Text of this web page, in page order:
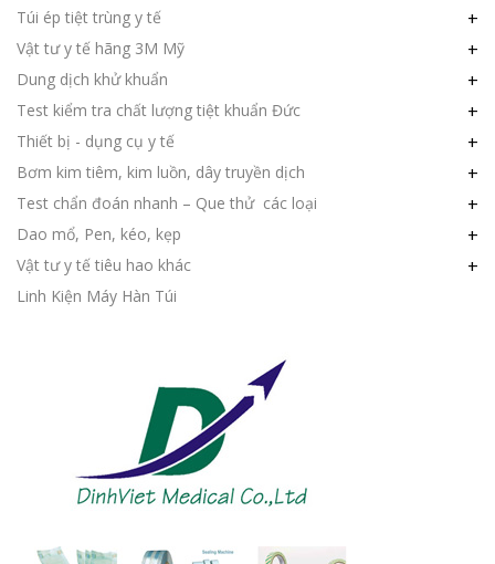
Túi ép tiệt trùng y tế +
Vật tư y tế hãng 3M Mỹ +
Dung dịch khử khuẩn +
Test kiểm tra chất lượng tiệt khuẩn Đức +
Thiết bị - dụng cụ y tế +
Bơm kim tiêm, kim luồn, dây truyền dịch +
Test chẩn đoán nhanh – Que thử các loại +
Dao mổ, Pen, kéo, kẹp +
Vật tư y tế tiêu hao khác +
Linh Kiện Máy Hàn Túi